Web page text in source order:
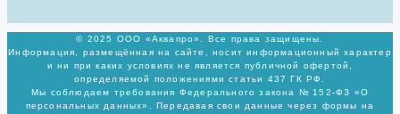
© 2025 ООО «Аквапро». Все права защищены.
Информация, размещённая на сайте, носит информационный характер
и ни при каких условиях не является публичной офертой,
определяемой положениями статьи 437 ГК РФ.
Мы соблюдаем требования Федерального закона № 152-ФЗ «О
персональных данных». Передавая свои данные через формы на